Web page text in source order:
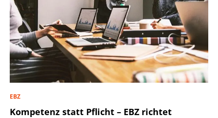
EBZ
Kompetenz statt Pflicht – EBZ richtet